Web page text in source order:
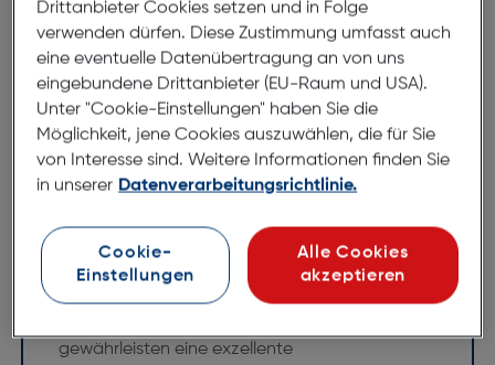
Zusätzliche Abschirmung für eine gute
Reduzierung von elektromagnetischen
Störeinflüssen
Schlanker Stecker eignet sich besonders gut für
mobile und flache Geräte oder bei beengten
Optimierter Knickschutz durch flexible Materialien
verhindert Kabelbruch
gewährleisten eine exzellente
Drittanbieter Cookies setzen und in Folge
verwenden dürfen. Diese Zustimmung umfasst auch
eine eventuelle Datenübertragung an von uns
eingebundene Drittanbieter (EU-Raum und USA).
Unter "Cookie-Einstellungen" haben Sie die
Möglichkeit, jene Cookies auszuwählen, die für Sie
von Interesse sind. Weitere Informationen finden Sie
in unserer Datenverarbeitungsrichtlinie.
Cookie-
Einstellungen
Alle Cookies
akzeptieren